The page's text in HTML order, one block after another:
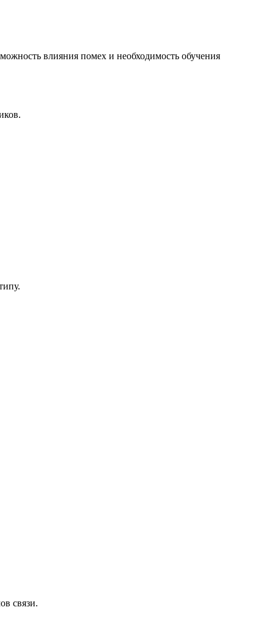
влияния помех и необходимость обучения
связи.